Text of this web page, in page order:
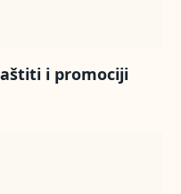
i promociji